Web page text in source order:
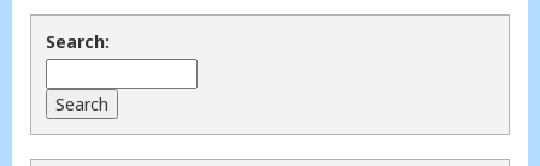
Search: